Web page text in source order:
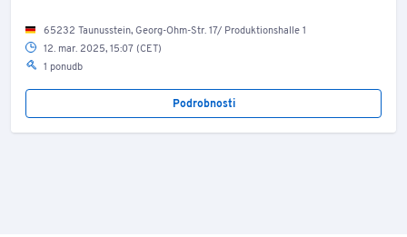
65232 Taunusstein, Georg-Ohm-Str. 17/ Produktionshalle 1
12. mar. 2025, 15:07 (CET)
1 ponudb
Podrobnosti